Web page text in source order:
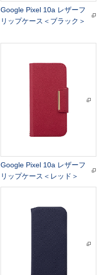
Google Pixel 10a レザーフ
リップケース＜ブラック＞
Google Pixel 10a レザーフ
リップケース＜レッド＞